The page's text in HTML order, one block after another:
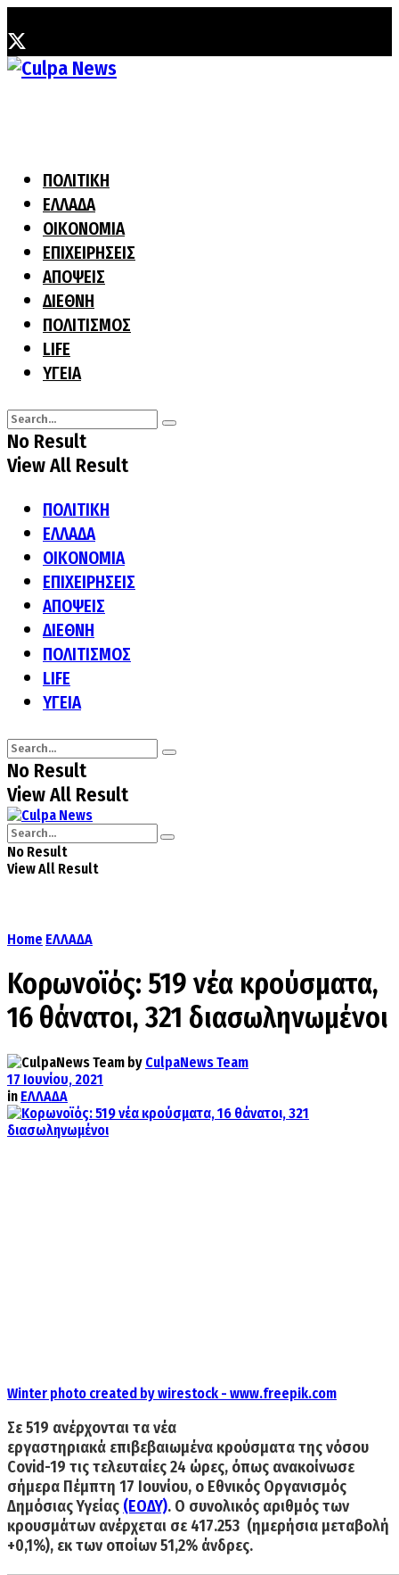
ΠΟΛΙΤΙΚΗ
ΕΛΛΑΔΑ
ΟΙΚΟΝΟΜΙΑ
ΕΠΙΧΕΙΡΗΣΕΙΣ
ΑΠΟΨΕΙΣ
ΔΙΕΘΝΗ
ΠΟΛΙΤΙΣΜΟΣ
LIFE
ΥΓΕΙΑ
No Result
View All Result
ΠΟΛΙΤΙΚΗ
ΕΛΛΑΔΑ
ΟΙΚΟΝΟΜΙΑ
ΕΠΙΧΕΙΡΗΣΕΙΣ
ΑΠΟΨΕΙΣ
ΔΙΕΘΝΗ
ΠΟΛΙΤΙΣΜΟΣ
LIFE
ΥΓΕΙΑ
No Result
View All Result
No Result
View All Result
Home ΕΛΛΑΔΑ
Κορωνοϊός: 519 νέα κρούσματα,
16 θάνατοι, 321 διασωληνωμένοι
by CulpaNews Team
17 Ιουνίου, 2021
in ΕΛΛΑΔΑ
Winter photo created by wirestock - www.freepik.com
Σε519 ανέρχονται τα νέα
εργαστηριακά επιβεβαιωμένακρούσματατης νόσου
Covid-19 τις τελευταίες 24 ώρες, όπως ανακοίνωσε
σήμερα Πέμπτη 17 Ιουνίου, ο Εθνικός Οργανισμός
Δημόσιας Υγείας (ΕΟΔΥ). Ο συνολικός αριθμός των
κρουσμάτων ανέρχεται σε 417.253 (ημερήσια μεταβολή
+0,1%), εκ των οποίων 51,2% άνδρες.